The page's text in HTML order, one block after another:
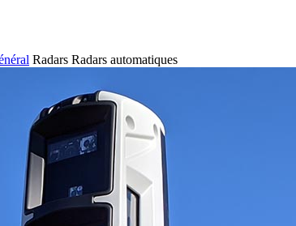
Radars Radars automatiques